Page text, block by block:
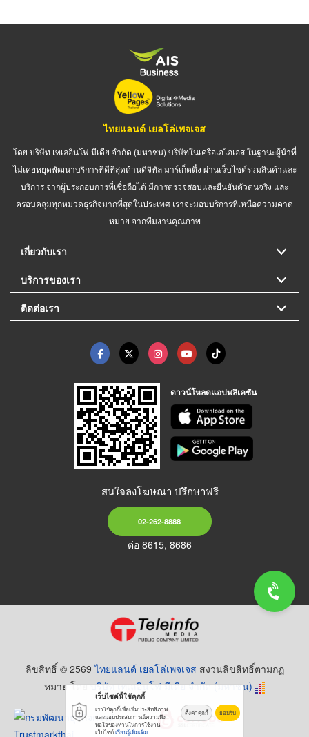
ไทยแลนด์ เยลโล่เพจเจส
โดย บริษัท เทเลอินโฟ มีเดีย จำกัด (มหาชน) บริษัทในเครือเอไอเอส ในฐานะผู้นำที่
ไม่เคยหยุดพัฒนาบริการที่ดีที่สุดด้านดิจิทัล มาร์เก็ตติ้ง ผ่านเว็บไซต์รวมสินค้าและ
บริการ จากผู้ประกอบการที่เชื่อถือได้ มีการตรวจสอบและยืนยันตัวตนจริง และ
ครอบคลุมทุกหมวดธุรกิจมากที่สุดในประเทศ เราจะมอบบริการที่เหนือความคาด
หมาย จากทีมงานคุณภาพ
เกี่ยวกับเรา
บริการของเรา
ติดต่อเรา
ดาวน์โหลดแอปพลิเคชัน
สนใจลงโฆษณา ปรึกษาฟรี
02-262-8888
ต่อ 8615, 8686
ลิขสิทธิ์ © 2569ไทยแลนด์ เยลโล่เพจเจส สงวนลิขสิทธิ์ตามกฏ
หมาย โดยบริษัท เทเลอินโฟ มีเดีย จำกัด (มหาชน)
เว็บไซต์นี้ใช้คุกกี้
เราใช้คุกกี้เพื่อเพิ่มประสิทธิภาพ
และมอบประสบการณ์ความพึง
พอใจของท่านในการใช้งาน
เว็บไซต์เรียนรู้เพิ่มเติม
ตั้งค่าคุกกี้ ยอมรับ